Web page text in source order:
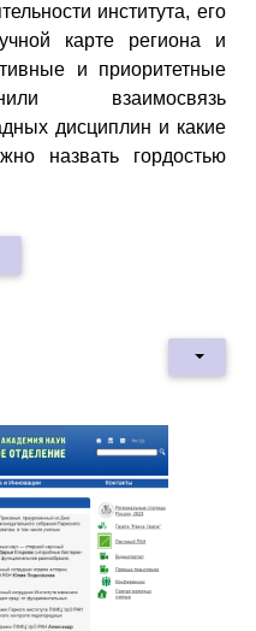
института, его
карте региона и
и приоритетные
взаимосвязь
дисциплин и какие
назвать гордостью